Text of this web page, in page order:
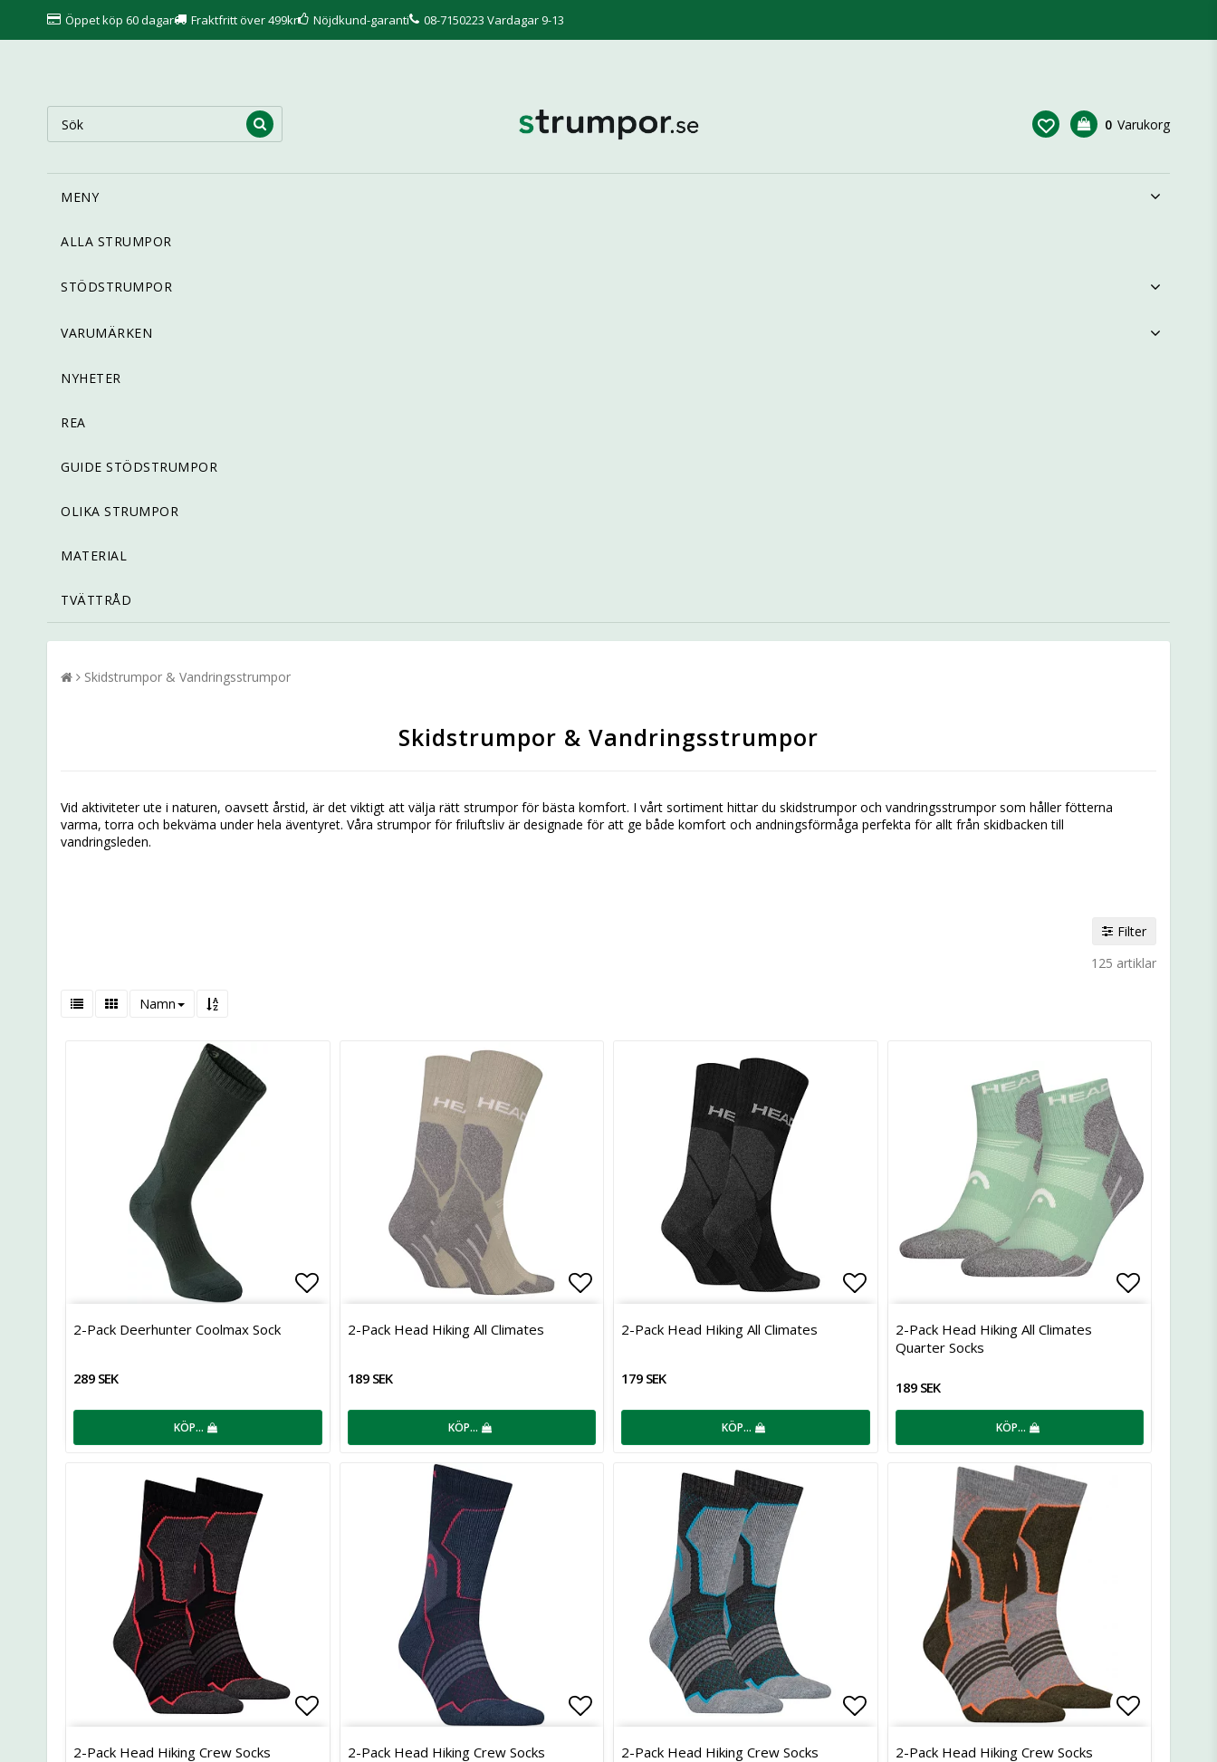
Öppet köp 60 dagar Fraktfritt över 499kr Nöjdkund-garanti 08-7150223 Vardagar 9-13
0 Varukorg
MENY
ALLA STRUMPOR
STÖDSTRUMPOR
VARUMÄRKEN
NYHETER
REA
GUIDE STÖDSTRUMPOR
OLIKA STRUMPOR
MATERIAL
TVÄTTRÅD
Skidstrumpor & Vandringsstrumpor
Skidstrumpor & Vandringsstrumpor
Vid aktiviteter ute i naturen, oavsett årstid, är det viktigt att välja rätt strumpor för bästa komfort. I vårt sortiment hittar du skidstrumpor och vandringsstrumpor som håller fötterna
varma, torra och bekväma under hela äventyret. Våra strumpor för friluftsliv är designade för att ge både komfort och andningsförmåga perfekta för allt från skidbacken till
vandringsleden.
Filter
125 artiklar
Namn
Lägg till i favoritlistan
2-Pack Deerhunter Coolmax Sock
289 SEK
KÖP…
Lägg till i favoritlistan
2-Pack Head Hiking All Climates
189 SEK
KÖP…
Lägg till i favoritlistan
2-Pack Head Hiking All Climates
179 SEK
KÖP…
2-Pack Head Hiking All Climates
Quarter Socks
189 SEK
KÖP…
Lägg till i favoritlistan
2-Pack Head Hiking Crew Socks Lägg till i favoritlistan
2-Pack Head Hiking Crew Socks Lägg till i favoritlistan
2-Pack Head Hiking Crew Socks 2-Pack Head Hiking Crew Socks